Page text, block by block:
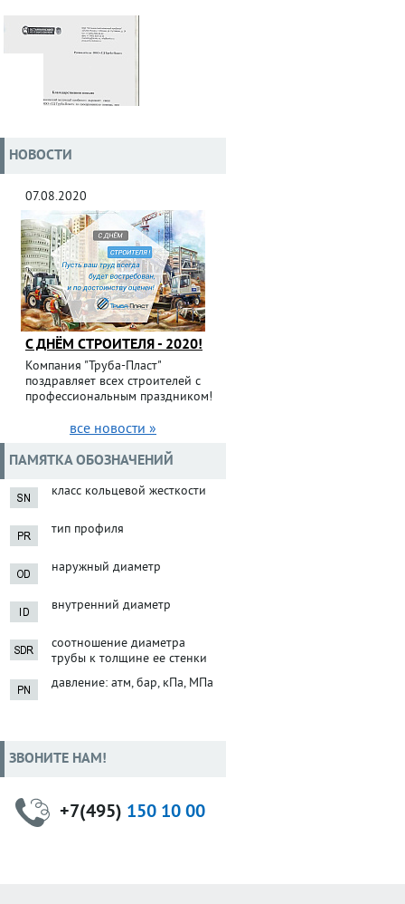
НОВОСТИ
07.08.2020
С ДНЁМ СТРОИТЕЛЯ - 2020!
Компания "Труба-Пласт"
поздравляет всех строителей с
профессиональным праздником!
все новости »
ПАМЯТКА ОБОЗНАЧЕНИЙ
класс кольцевой жесткости
тип профиля
наружный диаметр
внутренний диаметр
соотношение диаметра
трубы к толщине ее стенки
давление: атм, бар, кПа, МПа
ЗВОНИТЕ НАМ!
+7(495) 150 10 00